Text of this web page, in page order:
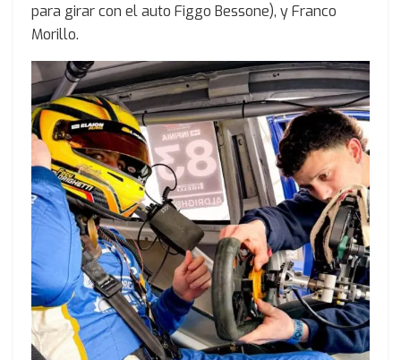
para girar con el auto Figgo Bessone), y Franco
Morillo.